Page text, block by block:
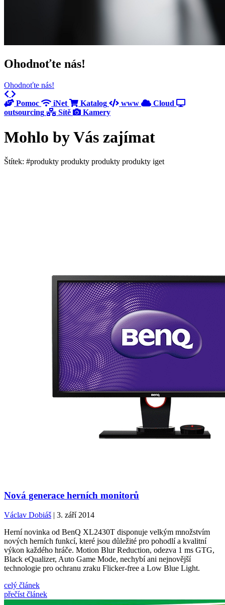
Ohodnoťte nás!
Ohodnoťte nás!
Previous
Next
Pomoc
iNet Katalog www
Cloud
outsourcing
Sítě Kamery
Mohlo by Vás zajímat
Štítek: #produkty produkty produkty produkty iget
Nová generace herních monitorů
Václav Dobiáš| 3. září 2014
Herní novinka od BenQ XL2430T disponuje velkým množstvím
nových herních funkcí, které jsou důležité pro pohodlí a kvalitní
výkon každého hráče. Motion Blur Reduction, odezva 1 ms GTG,
Black eQualizer, Auto Game Mode, nechybí ani nejnovější
technologie pro ochranu zraku Flicker-free a Low Blue Light.
celý článek
přečíst článek